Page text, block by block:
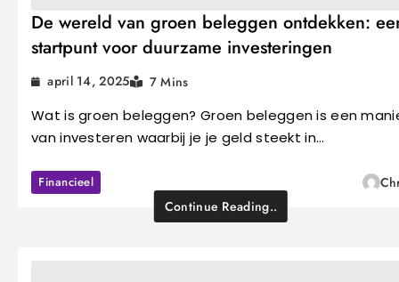
De wereld van groen beleggen ontdekken:
startpunt voor duurzame investeringen
april 14, 2025 7 Mins
Wat is groen beleggen? Groen beleggen is een
van investeren waarbij je je geld steekt in…
Financieel
Continue Reading..